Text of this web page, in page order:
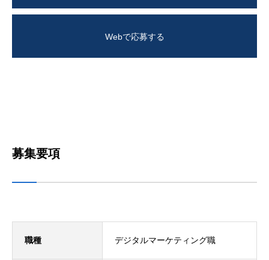
Webで応募する
募集要項
職種 デジタルマーケティング職